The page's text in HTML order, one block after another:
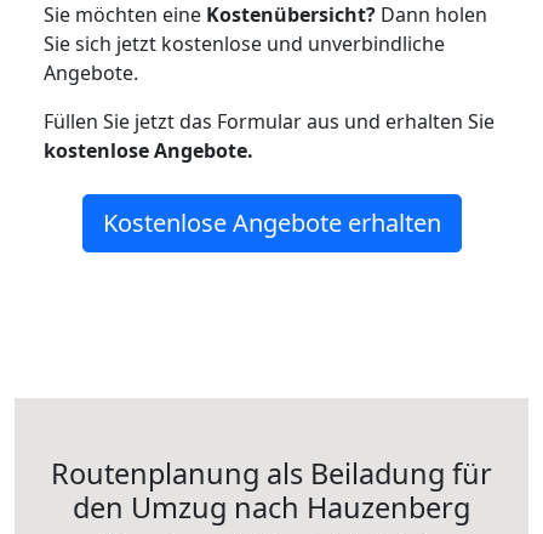
Sie möchten eine Kostenübersicht? Dann holen
Sie sich jetzt kostenlose und unverbindliche
Angebote.
Füllen Sie jetzt das Formular aus und erhalten Sie
kostenloseAngebote.
Kostenlose Angebote erhalten
Routenplanung als Beiladung für
den Umzug nach Hauzenberg